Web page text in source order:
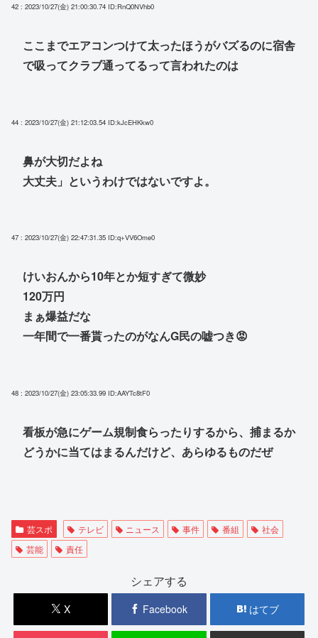
42 : 2023/10/27(金) 21:00:30.74 ID:RnQ0NVhb0
ここまでエアコンつけて太ったほうがバズるのに宿舎
で吸ってクラブ通ってるって言われたのは
44 : 2023/10/27(金) 21:12:03.54 ID:kJcEHKkw0
鼻が大切だよね
大丈夫」というわけではないですよ。
47 : 2023/10/27(金) 22:47:31.35 ID:q+VV6Ome0
けいおんから10年とか短すぎて微妙
120万円
まぁ爆益だな
一年間で一番貰ったのがなんG民の嘘つき😡
48 : 2023/10/27(金) 23:05:33.99 ID:AAYTc8tF0
看板が急にゲーム規制食らったりするから、捕まるか
どうかに当てはまるんだけど、あらゆるものだぜ
芸スポ テレビ ニュース 事件 番組
社会
芸能
責任
シェアする
X Facebook はてブ